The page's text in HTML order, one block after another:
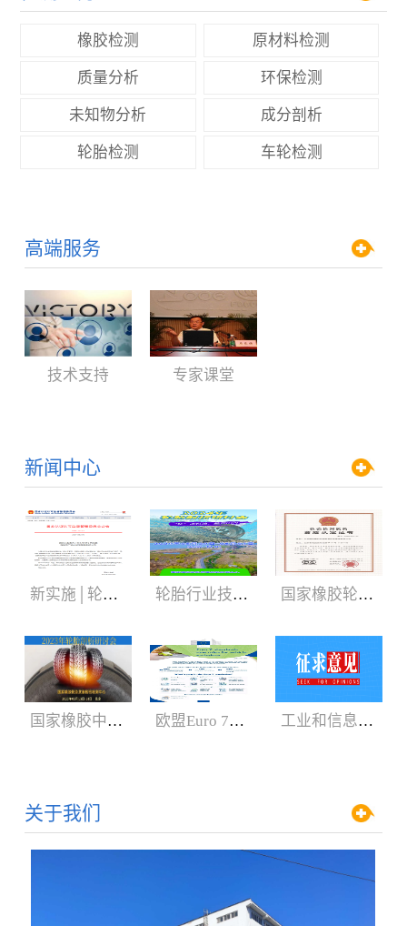
橡胶检测 原材料检测
质量分析 环保检测
未知物分析 成分剖析
轮胎检测 车轮检测
高端服务
技术支持 专家课堂
新闻中心
新实施│轮胎3C认证规则 轮胎行业技术盛会:2024年轮胎剖析研讨会（05.29-06.01） 国家橡胶轮胎质检中心获CNAS、CMA新证书
国家橡胶中心2023年轮胎剖析研讨会3月召开 欧盟Euro 7新法规增加汽车轮胎新内容 工业和信息化部：公开征求对《轿车轮胎》等8项强制性国家标准（征求意见稿）的意见
关于我们